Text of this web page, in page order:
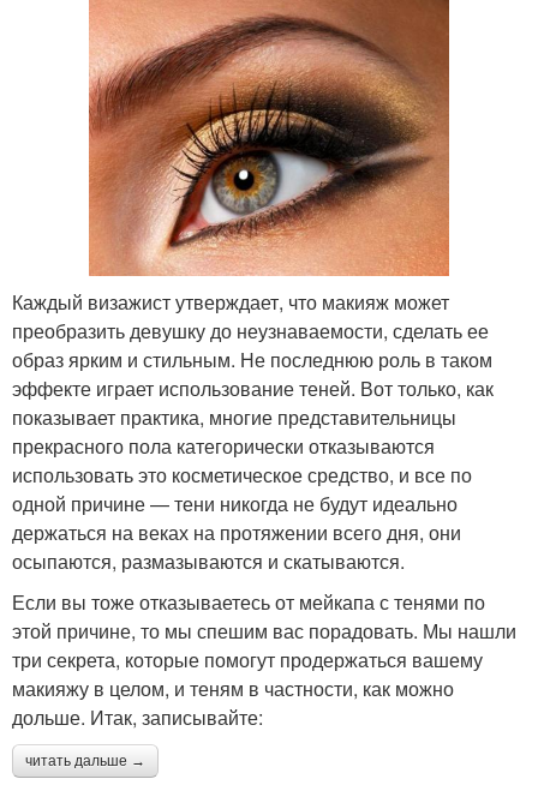
Каждый визажист утверждает, что макияж может
преобразить девушку до неузнаваемости, сделать ее
образ ярким и стильным. Не последнюю роль в таком
эффекте играет использование теней. Вот только, как
показывает практика, многие представительницы
прекрасного пола категорически отказываются
использовать это косметическое средство, и все по
одной причине — тени никогда не будут идеально
держаться на веках на протяжении всего дня, они
осыпаются, размазываются и скатываются.
Если вы тоже отказываетесь от мейкапа с тенями по
этой причине, то мы спешим вас порадовать. Мы нашли
три секрета, которые помогут продержаться вашему
макияжу в целом, и теням в частности, как можно
дольше. Итак, записывайте:
читать дальше →